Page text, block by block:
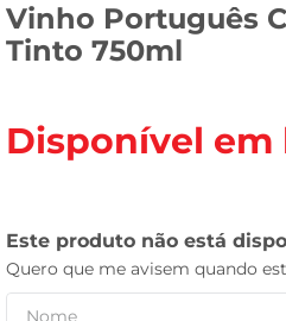
Vinho Português
Tinto 750ml
Disponível em
café
cerveja
leite
celular